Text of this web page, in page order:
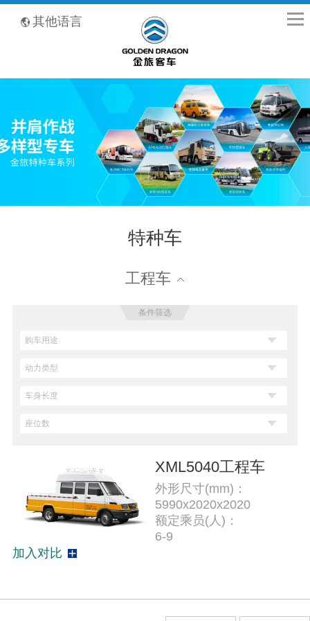
其他语言
特种车
工程车
条件筛选
XML5040工程车
外形尺寸(mm)：
5990x2020x2020
额定乘员(人)：
6-9
加入对比